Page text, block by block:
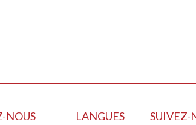
NOUS
LANGUES SUIVEZ-